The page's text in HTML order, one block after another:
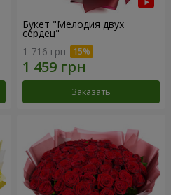
Букет "Мелодия двух
сердец"
1 716 грн
Заказать